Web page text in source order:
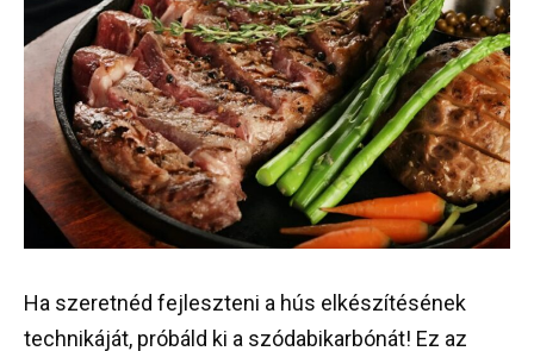
Ha szeretnéd fejleszteni a hús elkészítésének
technikáját, próbáld ki a szódabikarbónát! Ez az